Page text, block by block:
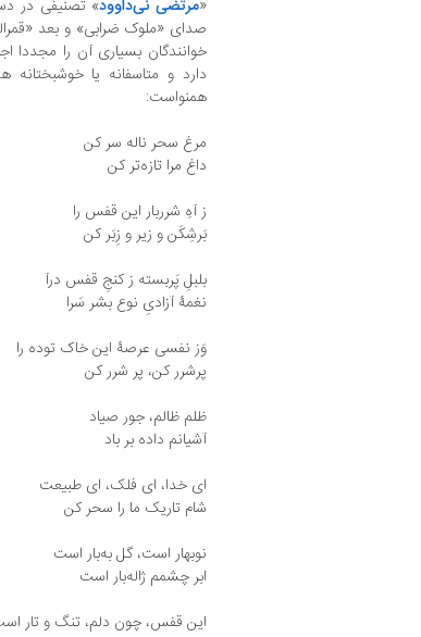
«مرتضی نی‌داوود» تصنیفی در
صدای «ملوک ضرابی» و بعد
خوانندگان بسیاری آن را مجددا
دارد و متاسفانه یا خوشبختانه
همنواست:
مرغ سحر ناله سر کن
داغ مرا تازه‌تر کن
ز آهِ شرربار این قفس را
بَرشِکَن و زیر و زِبَر کن
بلبلِ پَربسته ز کنجِ قفس درآ
نغمهٔ آزادیِ نوع بشر سَرا
وَز نفسی عرصهٔ این خاک توده را
پرشرر کن، پر شرر کن
ظلم ظالم، جور صیاد
آشیانم داده بر باد
ای خدا، ای فلک، ای طبیعت
شام تاریک ما را سحر کن
نوبهار است، گل به‌بار است
ابر چشمم ژاله‌بار است
این قفس، چون دلم، تنگ و تار